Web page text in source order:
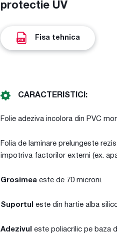
protectie UV
Fisa tehnica
CARACTERISTICI:
Folie adeziva incolora din PVC
Folia de laminare prelungeste
impotriva factorilor externi (ex.
Grosimea este de 70 microni.
Suportul este din hartie alba
Adezivul este poliacrilic pe baza